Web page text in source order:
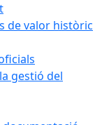
de valor històric
gestió del